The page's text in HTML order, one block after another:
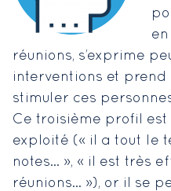
réunions, s’exprime
interventions et prend
stimuler ces
Ce troisième profil est
exploité (« il a tout le
notes… », « il est très
réunions… »), or il se